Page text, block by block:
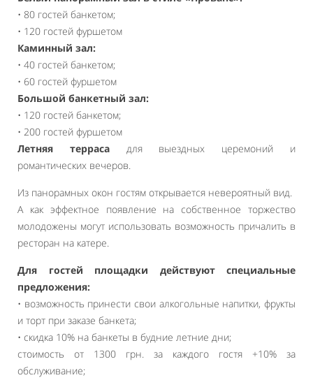
• 80 гостей банкетом;
• 120 гостей фуршетом
Каминный зал:
• 40 гостей банкетом;
• 60 гостей фуршетом
Большой банкетный зал:
• 120 гостей банкетом;
• 200 гостей фуршетом
Летняя террасадля выездных церемоний и
романтических вечеров.
Из панорамных окон гостям открывается невероятный вид.
А как эффектное появление на собственное торжество
молодожены могут использовать возможность причалить в
ресторан на катере.
Для гостей площадки действуют специальные
предложения:
• возможность принести свои алкогольные напитки, фрукты
и торт при заказе банкета;
• скидка 10% на банкеты в будние летние дни;
стоимость от 1300 грн. за каждого гостя +10% за
обслуживание;